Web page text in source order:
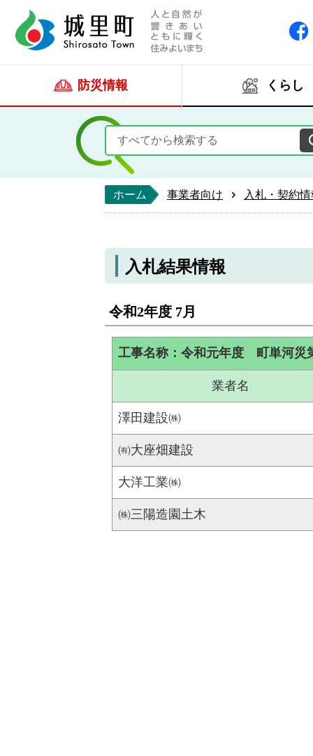
防災情報 くらし
ホーム 事業者向け 入札・契約
入札結果情報
令和2年度 7月
工事名称：令和元年度 町単河
業者名
澤田建設㈱
㈲大座畑建設
大洋工業㈱
㈱三陽造園土木